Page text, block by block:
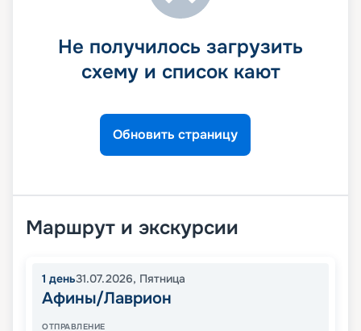
Не получилось загрузить
схему и список кают
Обновить страницу
Маршрут и экскурсии
1 день31.07.2026, Пятница
Афины/Лаврион
ОТПРАВЛЕНИЕ